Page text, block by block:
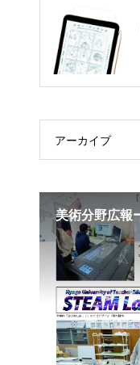
アーカイブ
ー美術教員の紹介